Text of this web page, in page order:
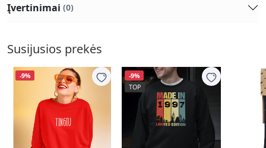
Įvertinimai (0)
Susijusios prekės
-9%
-9%
TOP